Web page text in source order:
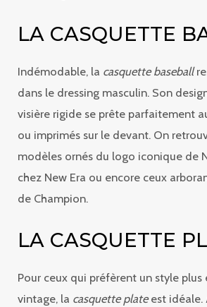
LA CASQUETTE
Indémodable, la casquette baseball
dans le dressing masculin. Son
visière rigide se prête parfaitement
ou imprimés sur le devant. On
modèles ornés du logo iconique de
chez New Era ou encore ceux
de Champion.
LA CASQUETTE
Pour ceux qui préfèrent un style
vintage, la casquette plateest idéale.